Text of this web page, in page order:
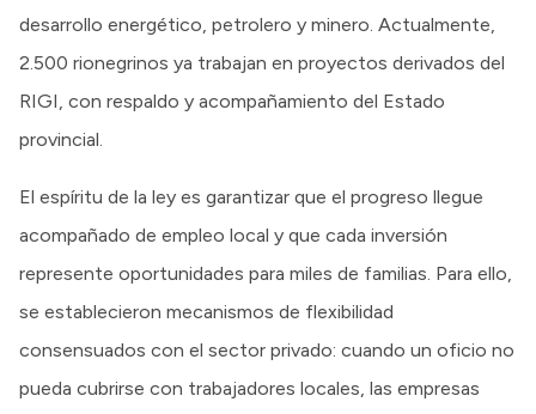
desarrollo energético, petrolero y minero. Actualmente,
2.500 rionegrinos ya trabajan en proyectos derivados del
RIGI, con respaldo y acompañamiento del Estado
provincial.
El espíritu de la ley es garantizar que el progreso llegue
acompañado de empleo local y que cada inversión
represente oportunidades para miles de familias. Para ello,
se establecieron mecanismos de flexibilidad
consensuados con el sector privado: cuando un oficio no
pueda cubrirse con trabajadores locales, las empresas